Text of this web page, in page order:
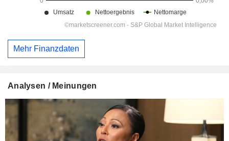
Mehr Finanzdaten
Analysen / Meinungen